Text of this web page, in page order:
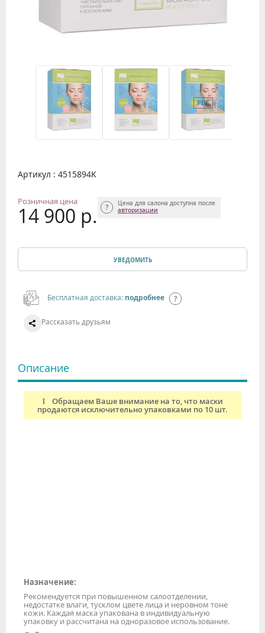
Артикул : 4515894K
Розничная цена
14 900 р.
Цена для салона доступна после
авторизации
УВЕДОМИТЬ
Бесплатная доставка: подробнее
Рассказать друзьям
Описание
❕ Обращаем Ваше внимание на то, что маски
продаются исключительно упаковками по 10 шт.
Назначение:
Рекомендуется при повышенном салоотделении,
недостатке влаги, тусклом цвете лица и неровном тоне
кожи. Каждая маска упакована в индивидуальную
упаковку и рассчитана на одноразовое использование.